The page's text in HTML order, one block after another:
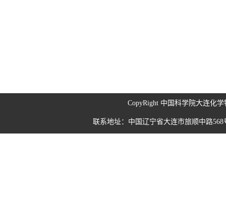
CopyRight 中国科学院大连化
联系地址：中国辽宁省大连市旅顺中路568